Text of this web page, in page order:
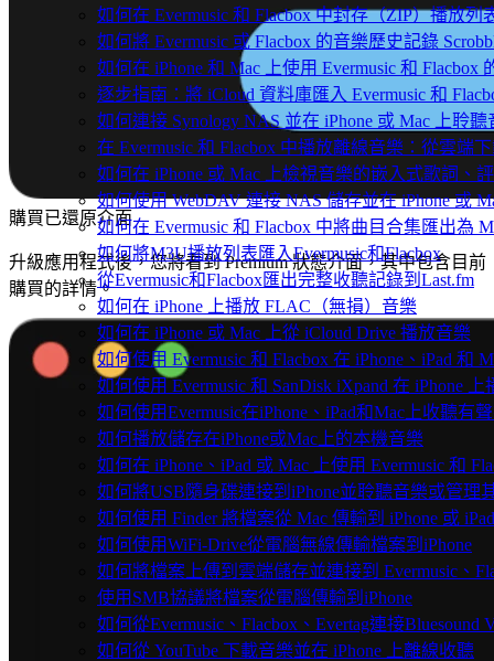
如何在 Evermusic 和 Flacbox 中封存（ZIP）播放
如何將 Evermusic 或 Flacbox 的音樂歷史記錄
如何在 iPhone 和 Mac 上使用 Evermusic 和 Flacbox
逐步指南：將 iCloud 資料庫匯入 Evermusic 和
如何連接 Synology NAS 並在 iPhone 或 Mac 上聆聽
在 Evermusic 和 Flacbox 中播放離線音樂：從雲端
如何在 iPhone 或 Mac 上檢視音樂的嵌入式歌詞、
如何使用 WebDAV 連接 NAS 儲存並在 iPhone 或
如何在 Evermusic 和 Flacbox 中將曲目合集匯出為
如何將M3U播放列表匯入Evermusic和Flacbox
從Evermusic和Flacbox匯出完整收聽記錄到Last.fm
如何在 iPhone 上播放 FLAC（無損）音樂
如何在 iPhone 或 Mac 上從 iCloud Drive 播放音樂
如何使用 Evermusic 和 Flacbox 在 iPhone、iPad 和
如何使用 Evermusic 和 SanDisk iXpand 在 iPhone
如何使用Evermusic在iPhone、iPad和Mac上收聽有
如何播放儲存在iPhone或Mac上的本機音樂
如何在 iPhone、iPad 或 Mac 上使用 Evermusic 和
如何將USB隨身碟連接到iPhone並聆聽音樂或管理
如何使用 Finder 將檔案從 Mac 傳輸到 iPhone 或 iPad
如何使用WiFi-Drive從電腦無線傳輸檔案到iPhone
如何將檔案上傳到雲端儲存並連接到 Evermusic、
使用SMB協議將檔案從電腦傳輸到iPhone
如何從Evermusic、Flacbox、Evertag連接
如何從 YouTube 下載音樂並在 iPhone 上離線收聽
購買已還原介面
升級應用程式後，您將看到 Premium 狀態介面，其中包含目前
購買的詳情。